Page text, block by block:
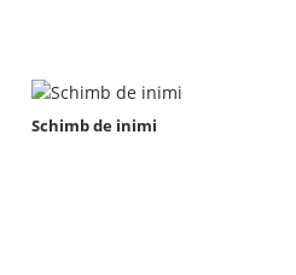
Schimb de inimi